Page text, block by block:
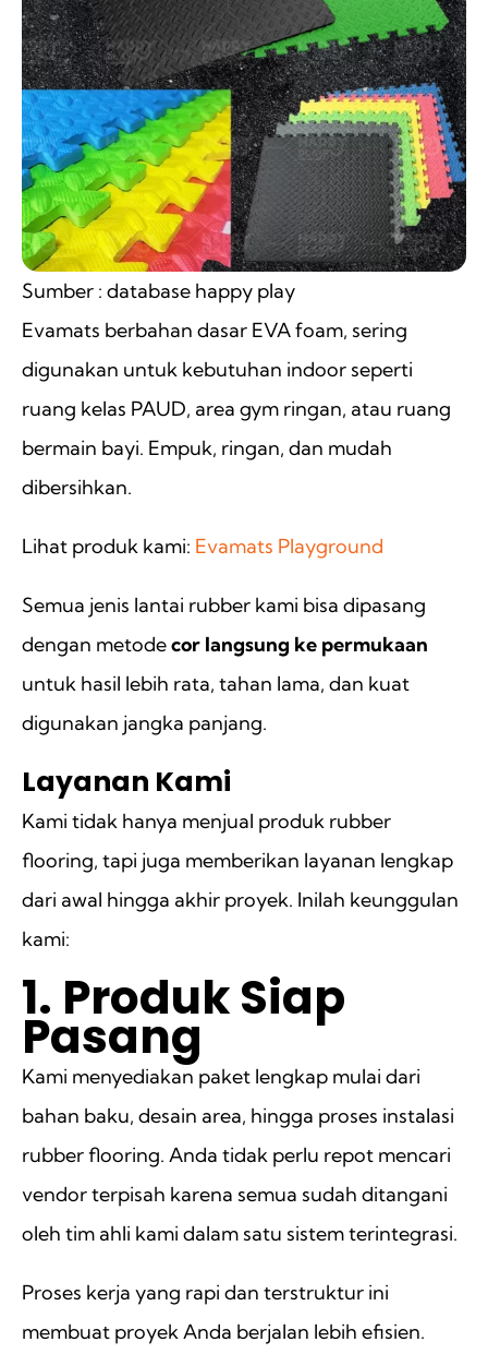
Sumber : database happy play
Evamats berbahan dasar EVA foam, sering
digunakan untuk kebutuhan indoor seperti
ruang kelas PAUD, area gym ringan, atau ruang
bermain bayi. Empuk, ringan, dan mudah
dibersihkan.
Lihat produk kami: Evamats Playground
Semua jenis lantai rubber kami bisa dipasang
dengan metodecor langsung ke permukaan
untuk hasil lebih rata, tahan lama, dan kuat
digunakan jangka panjang.
Layanan Kami
Kami tidak hanya menjual produk rubber
flooring, tapi juga memberikan layanan lengkap
dari awal hingga akhir proyek. Inilah keunggulan
kami:
1. Produk Siap
Pasang
Kami menyediakan paket lengkap mulai dari
bahan baku, desain area, hingga proses instalasi
rubber flooring. Anda tidak perlu repot mencari
vendor terpisah karena semua sudah ditangani
oleh tim ahli kami dalam satu sistem terintegrasi.
Proses kerja yang rapi dan terstruktur ini
membuat proyek Anda berjalan lebih efisien.